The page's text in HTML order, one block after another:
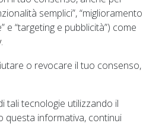
semplici”, “miglioramento
e “targeting e pubblicità”) come
.
o revocare il tuo consenso,
tali tecnologie utilizzando il
questa informativa, continui